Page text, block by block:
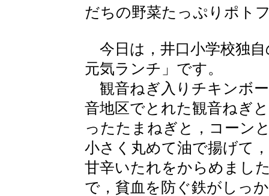
だちの野菜たっぷりポト
今日は，井口小学校独
元気ランチ」です。
観音ねぎ入りチキンボ
音地区でとれた観音ねぎ
ったたまねぎと，コーン
小さく丸めて油で揚げて
甘辛いたれをからめまし
で，貧血を防ぐ鉄がしっ